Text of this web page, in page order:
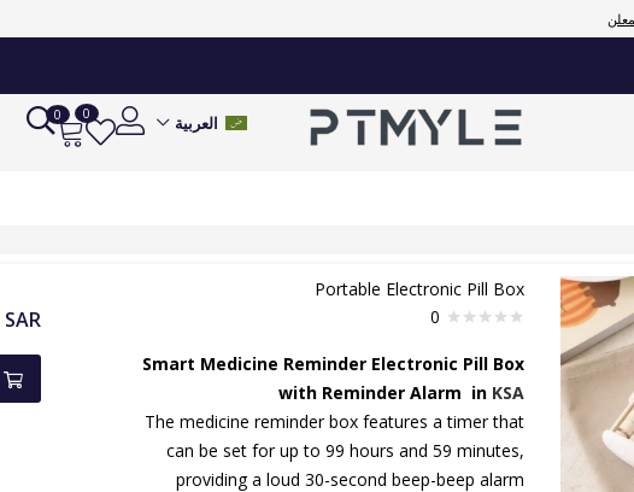
العربية 0
0
Portable Electronic Pill Box
0
Smart Medicine Reminder Electronic Pill Box
with Reminder Alarm in KSA
The medicine reminder box features a timer that
can be set for up to 99 hours and 59 minutes,
providing a loud 30-second beep-beep alarm
SAR